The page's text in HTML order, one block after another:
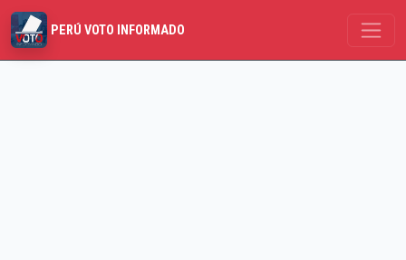
PERÚ VOTO INFORMADO